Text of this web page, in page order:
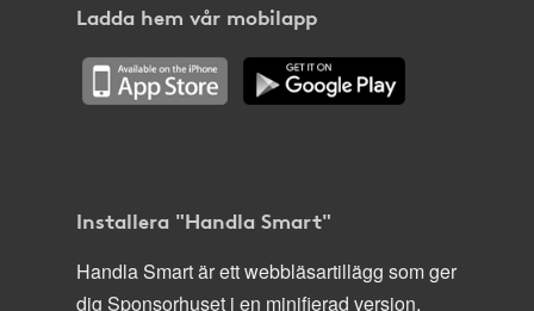
Ladda hem vår mobilapp
Installera "Handla Smart"
Handla Smart är ett webbläsartillägg som ger
dig Sponsorhuset i en minifierad version,